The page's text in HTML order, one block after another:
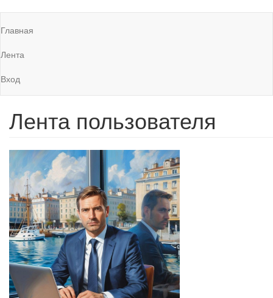
к
содержанию
Main
navigation
Главная
Лента
Вход
Лента пользователя